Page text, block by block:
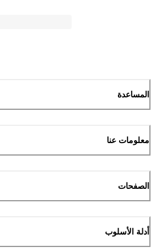
المساعدة
معلومات عنا
الصفحات
أدلة الأسلوب